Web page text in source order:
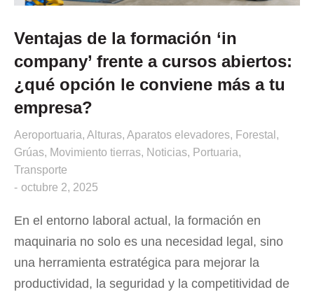
Ventajas de la formación ‘in
company’ frente a cursos abiertos:
¿qué opción le conviene más a tu
empresa?
Aeroportuaria, Alturas, Aparatos elevadores, Forestal ,
Grúas, Movimiento tierras, Noticias, Portuaria,
Transporte
octubre 2, 2025
En el entorno laboral actual, la formación en
maquinaria no solo es una necesidad legal, sino
una herramienta estratégica para mejorar la
productividad, la seguridad y la competitividad de